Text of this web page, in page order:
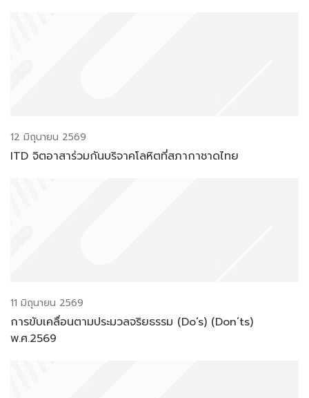
12 มิถุนายน 2569
ITD จิตอาสาร่วมกันบริจาคโลหิตที่สภากาชาดไทย
11 มิถุนายน 2569
การขับเคลื่อนตามประมวลจริยธรรม (Do’s) (Don’ts)
พ.ศ.2569